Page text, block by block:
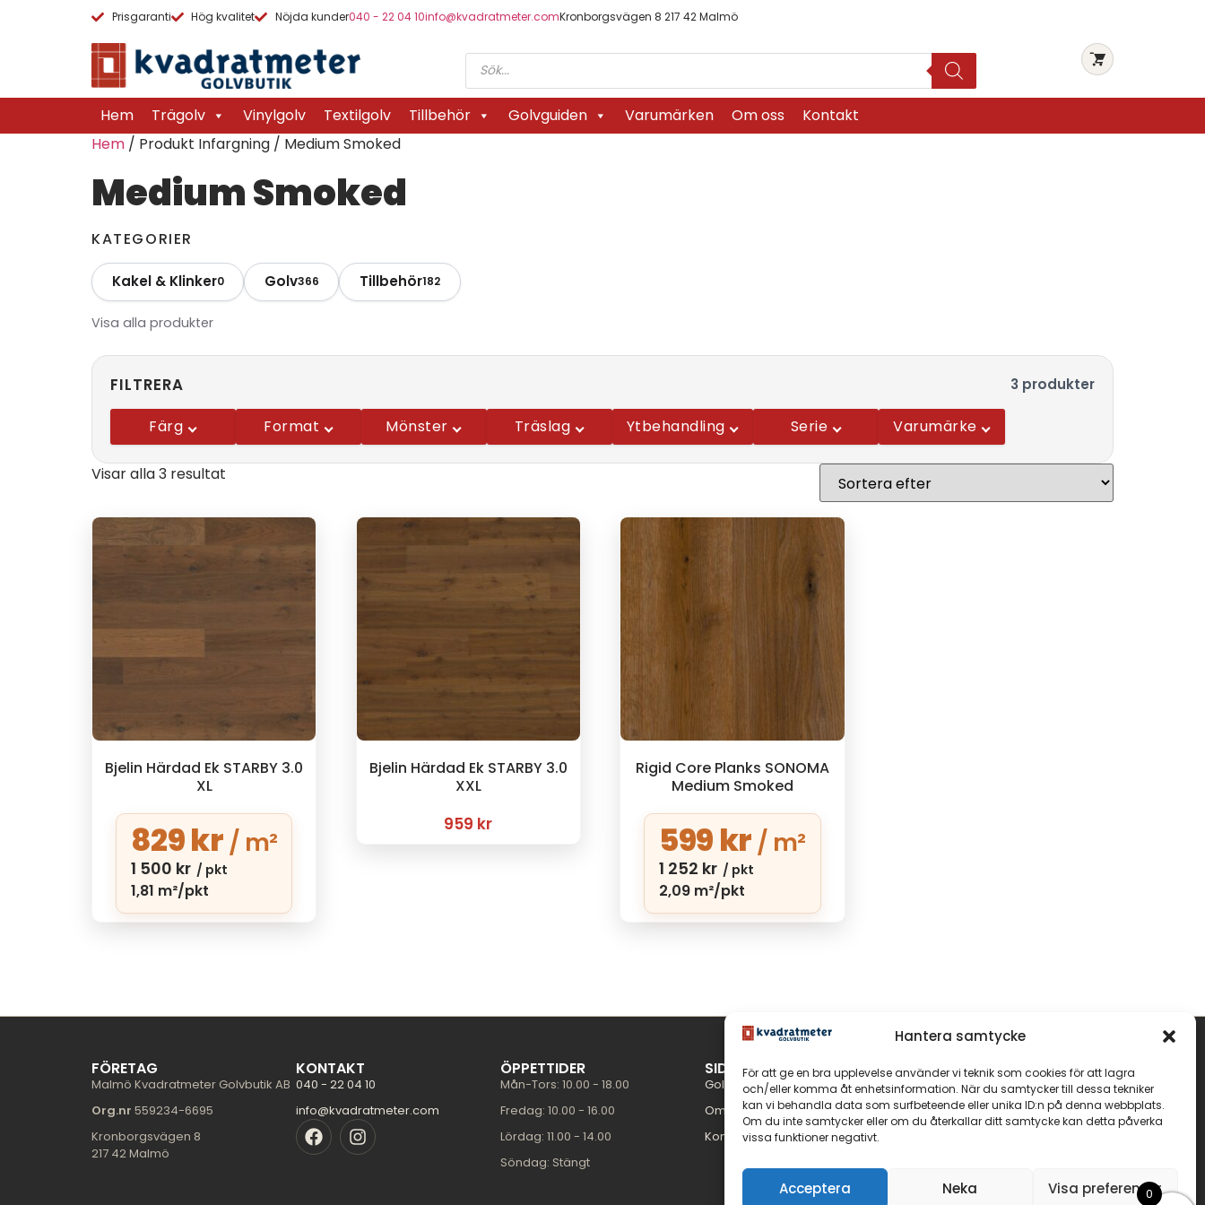
Hantera samtycke
För att ge en bra upplevelse använder vi teknik som cookies för att lagra
och/eller komma åt enhetsinformation. När du samtycker till dessa tekniker
kan vi behandla data som surfbeteende eller unika ID:n på denna webbplats.
Om du inte samtycker eller om du återkallar ditt samtycke kan detta påverka
vissa funktioner negativt.
Acceptera Neka Visa preferenser
Prisgaranti Hög kvalitet Nöjda kunder040 - 22 04 10info@kvadratmeter.comKronborgsvägen 8 217 42 Malmö
Hem Trägolv Vinylgolv Textilgolv Tillbehör Golvguiden Varumärken Om oss
Kontakt
Hem / Produkt Infargning / Medium Smoked
Medium Smoked
KATEGORIER
Kakel & Klinker0 Golv366 Tillbehör182
Visa alla produkter
FILTRERA 3 produkter
Färg Format Mönster Träslag Ytbehandling Serie Varumärke
Visar alla 3 resultat
Bjelin Härdad Ek STARBY 3.0
XL
829kr/ m²
1 500 kr / pkt
1,81 m²/pkt
Bjelin Härdad Ek STARBY 3.0
XXL
959 kr
Rigid Core Planks SONOMA
Medium Smoked
599kr/ m²
1 252 kr / pkt
2,09 m²/pkt
FÖRETAG
Malmö Kvadratmeter Golvbutik AB
Org.nr 559234-6695
Kronborgsvägen 8
217 42 Malmö
KONTAKT
040 - 22 04 10
info@kvadratmeter.com
ÖPPETTIDER
Mån-Tors: 10.00 - 18.00
Fredag: 10.00 - 16.00
Lördag: 11.00 - 14.00
Söndag: Stängt
SIDOR
Golvguiden
Om oss
Kontakt
GOLV
Massiva trägolv
Parkettgolv
0